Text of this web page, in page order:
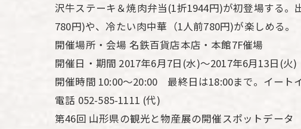
沢牛ステーキ＆焼肉弁当(1折1944円)が初登場する
780円)や、冷たい肉中華（1人前780円)が楽しめる。
開催場所・会場 名鉄百貨店本店・本館7F催場
開催日・期間 2017年6月7日(水)～2017年6月13日(火)
開催時間 10:00～20:00 最終日は18:00まで。イート
電話 052-585-1111 (代)
第46回 山形県の観光と物産展の開催スポットデータ